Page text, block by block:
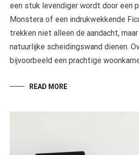
een stuk levendiger wordt door een
Monstera of een indrukwekkende
trekken niet alleen de aandacht,
natuurlijke scheidingswand dienen.
bijvoorbeeld een prachtige
READ MORE